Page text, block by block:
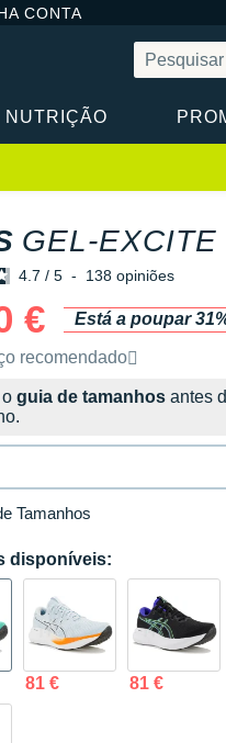
CONTA
NUTRIÇÃO
GEL-EXCITE
4.7 / 5 - 138 opiniões
€
Está a poupar
recomendado pela
recomendado
guia de tamanhos antes
Tamanhos
disponíveis:
81 € 81 €